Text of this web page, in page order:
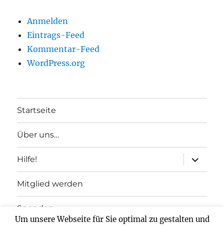
Anmelden
Eintrags-Feed
Kommentar-Feed
WordPress.org
Startseite
Über uns…
Hilfe!
anzeigen
Mitglied werden
Spenden
Um unsere Webseite für Sie optimal zu gestalten und